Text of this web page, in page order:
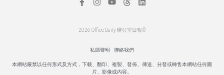
2026 Office Daily 辦公室日報©
私隱聲明 聯絡我們
本網站嚴禁以任何形式及方式，下載、翻印、複製、發佈、傳送、分發或轉售本網站任何圖
片、影像或內容。